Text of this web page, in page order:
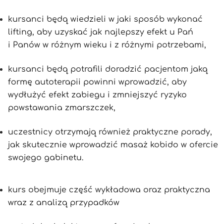
kursanci będą wiedzieli w jaki sposób wykonać
lifting, aby uzyskać jak najlepszy efekt u Pań
i Panów w różnym wieku i z różnymi potrzebami,
kursanci będą potrafili doradzić pacjentom jaką
formę autoterapii powinni wprowadzić, aby
wydłużyć efekt zabiegu i zmniejszyć ryzyko
powstawania zmarszczek,
uczestnicy otrzymają również praktyczne porady,
jak skutecznie wprowadzić masaż kobido w ofercie
swojego gabinetu.
kurs obejmuje część wykładowa oraz praktyczna
wraz z analizą przypadków